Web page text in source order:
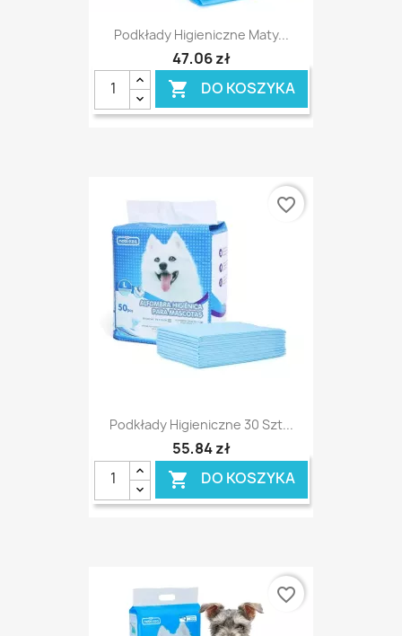
Podkłady Higieniczne Maty...
47,06 zł
 DO KOSZYKA
Podkłady Higieniczne 30 Szt...
55,84 zł
 DO KOSZYKA
favorite_border
favorite_border